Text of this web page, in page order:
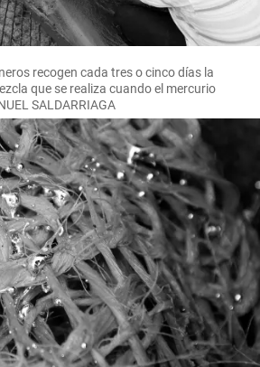
recogen cada tres o cinco días la
que se realiza cuando el mercurio
SALDARRIAGA